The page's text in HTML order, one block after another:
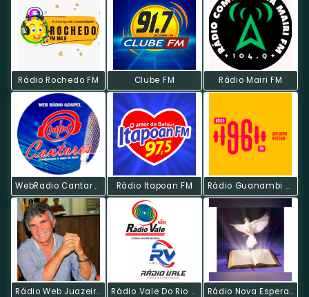
Rádio Rochedo FM Clube FM Rádio Mairi FM
WebRadio Cantares Rádio Itapoan FM Rádio Guanambi FM
Rádio Web Juazeiro Rádio Vale Do Rio Grande Rádio Nova Esperança FM